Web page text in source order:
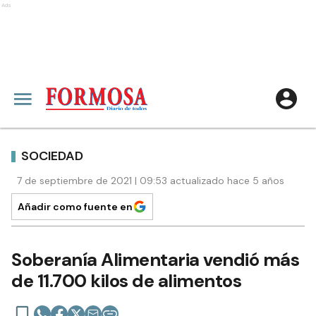
Ads
SOCIEDAD
7 de septiembre de 2021 | 09:53 actualizado hace 5 años
Añadir como fuente en
Soberanía Alimentaria vendió más
de 11.700 kilos de alimentos